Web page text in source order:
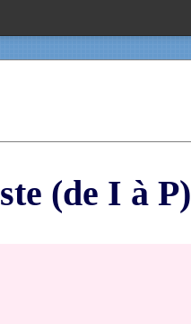
(de I à P)